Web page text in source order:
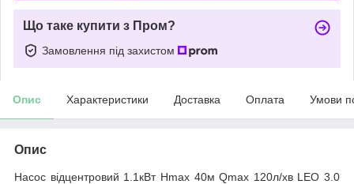
Що таке купити з Пром?
Замовлення під захистом
Опис Характеристики Доставка Оплата Умови
Опис
Насос відцентровий 1.1кВт Hmax 40м Qmax 120л/хв LEO 3.0